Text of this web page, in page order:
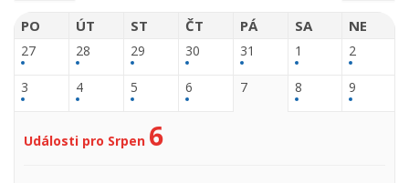
PO ÚT ST ČT PÁ SA NE
27 28 29 30 31 1 2
3 4 5 6 7 8 9
Události pro Srpen 6